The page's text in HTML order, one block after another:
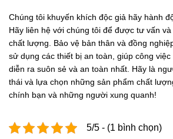
Chúng tôi khuyến khích độc giả hãy hành
Hãy liên hệ với chúng tôi để được tư vấn
chất lượng. Bảo vệ bản thân và đồng
sử dụng các thiết bị an toàn, giúp công
diễn ra suôn sẻ và an toàn nhất. Hãy là
thái và lựa chọn những sản phẩm chất
chính bạn và những người xung quanh!
5/5 - (1 bình chọn)